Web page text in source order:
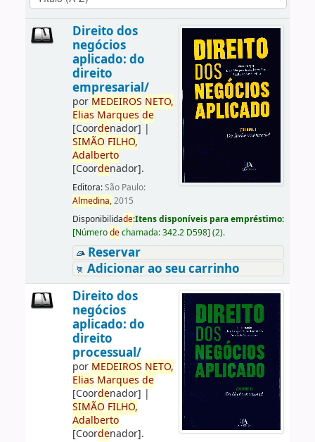
Direito dos
negócios
aplicado: do
direito
empresarial/
por MEDEIROS NETO,
Elias Marques de
[Coordenador] |
SIMÃO FILHO,
Adalberto
[Coordenador].
Editora:São Paulo:
Almedina,2015
Disponibilidade:Itens disponíveis para empréstimo:
[Númerodechamada:342.2 D598] (2).
Reservar
Adicionar ao seu carrinho
Direito dos
negócios
aplicado: do
direito
processual/
por MEDEIROS NETO,
Elias Marques de
[Coordenador] |
SIMÃO FILHO,
Adalberto
[Coordenador].